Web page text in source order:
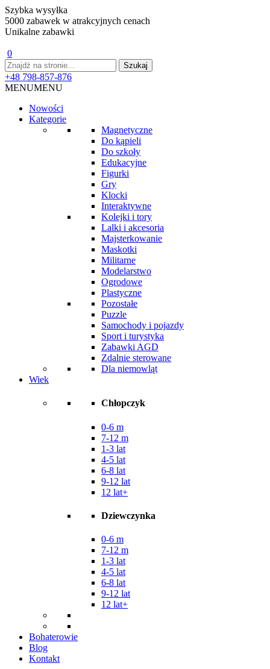
Szybka wysyłka
5000 zabawek w atrakcyjnych cenach
Unikalne zabawki
0
+48 798-857-876
MENUMENU
Nowości
Kategorie
Magnetyczne
Do kąpieli
Do szkoły
Edukacyjne
Figurki
Gry
Klocki
Interaktywne
Kolejki i tory
Lalki i akcesoria
Majsterkowanie
Maskotki
Militarne
Modelarstwo
Ogrodowe
Plastyczne
Pozostałe
Puzzle
Samochody i pojazdy
Sport i turystyka
Zabawki AGD
Zdalnie sterowane
Dla niemowląt
Wiek
Chłopczyk
0-6 m
7-12 m
1-3 lat
4-5 lat
6-8 lat
9-12 lat
12 lat+
Dziewczynka
0-6 m
7-12 m
1-3 lat
4-5 lat
6-8 lat
9-12 lat
12 lat+
Bohaterowie
Blog
Kontakt